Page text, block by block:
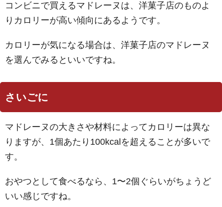
コンビニで買えるマドレーヌは、洋菓子店のものよ
りカロリーが高い傾向にあるようです。
カロリーが気になる場合は、洋菓子店のマドレーヌ
を選んでみるといいですね。
さいごに
マドレーヌの大きさや材料によってカロリーは異な
りますが、1個あたり100kcalを超えることが多いで
す。
おやつとして食べるなら、1〜2個ぐらいがちょうど
いい感じですね。